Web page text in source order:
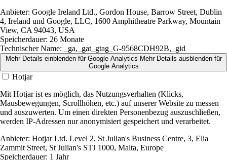
Anbieter: Google Ireland Ltd., Gordon House, Barrow Street, Dublin
4, Ireland und Google, LLC, 1600 Amphitheatre Parkway, Mountain
View, CA 94043, USA
Speicherdauer: 26 Monate
Technischer Name: _ga,_gat_gtag_G-9568CDH92B,_gid
Mehr Details einblendenfür Google Analytics Mehr Details ausblendenfür
Google Analytics
Hotjar
Mit Hotjar ist es möglich, das Nutzungsverhalten (Klicks,
Mausbewegungen, Scrollhöhen, etc.) auf unserer Website zu messen
und auszuwerten. Um einen direkten Personenbezug auszuschließen,
werden IP-Adressen nur anonymisiert gespeichert und verarbeitet.
Anbieter: Hotjar Ltd. Level 2, St Julian's Business Centre, 3, Elia
Zammit Street, St Julian's STJ 1000, Malta, Europe
Speicherdauer: 1 Jahr